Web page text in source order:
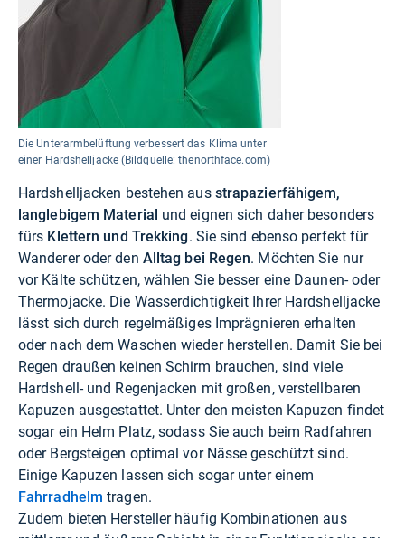
Die Unterarmbelüftung verbessert das Klima unter
einer Hardshelljacke (Bildquelle: thenorthface.com)
Hardshelljacken bestehen aus strapazierfähigem,
langlebigem Material und eignen sich daher besonders
fürs Klettern und Trekking. Sie sind ebenso perfekt für
Wanderer oder den Alltag bei Regen. Möchten Sie nur
vor Kälte schützen, wählen Sie besser eine Daunen- oder
Thermojacke. Die Wasserdichtigkeit Ihrer Hardshelljacke
lässt sich durch regelmäßiges Imprägnieren erhalten
oder nach dem Waschen wieder herstellen. Damit Sie bei
Regen draußen keinen Schirm brauchen, sind viele
Hardshell- und Regenjacken mit großen, verstellbaren
Kapuzen ausgestattet. Unter den meisten Kapuzen findet
sogar ein Helm Platz, sodass Sie auch beim Radfahren
oder Bergsteigen optimal vor Nässe geschützt sind.
Einige Kapuzen lassen sich sogar unter einem
Fahrradhelm tragen.
Zudem bieten Hersteller häufig Kombinationen aus